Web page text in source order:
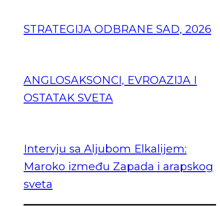
STRATEGIJA ODBRANE SAD, 2026
ANGLOSAKSONCI, EVROAZIJA I
OSTATAK SVETA
Intervju sa Aljubom Elkalijem:
Maroko između Zapada i arapskog
sveta